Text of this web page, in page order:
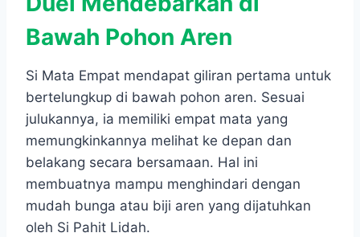
Bawah Pohon Aren
Si Mata Empat mendapat giliran pertama untuk
bertelungkup di bawah pohon aren. Sesuai
julukannya, ia memiliki empat mata yang
memungkinkannya melihat ke depan dan
belakang secara bersamaan. Hal ini
membuatnya mampu menghindari dengan
mudah bunga atau biji aren yang dijatuhkan
oleh Si Pahit Lidah.